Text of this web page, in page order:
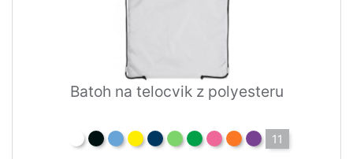
Batoh na telocvik z polyesteru
11